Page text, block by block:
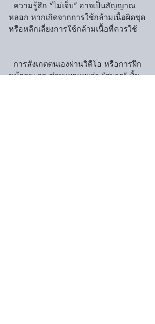
ความรู้สึก “ไม่เจ็บ” อาจเป็นสัญญาณ
หลอก หากเกิดจากการใช้กล้ามเนื้อผิดชุด
หรือหลีกเลี่ยงการใช้กล้ามเนื้อที่ควรใช้
การสังเกตตนเองผ่านวิดีโอ หรือการฝึก
หน้ากระจก ช่วยแยกแยะว่า “สบาย” นั้น